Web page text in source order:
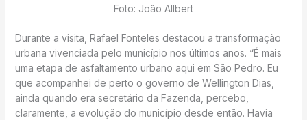
Foto: João Allbert
Durante a visita, Rafael Fonteles destacou a transformação
urbana vivenciada pelo município nos últimos anos. “É mais
uma etapa de asfaltamento urbano aqui em São Pedro. Eu
que acompanhei de perto o governo de Wellington Dias,
ainda quando era secretário da Fazenda, percebo,
claramente, a evolução do município desde então. Havia